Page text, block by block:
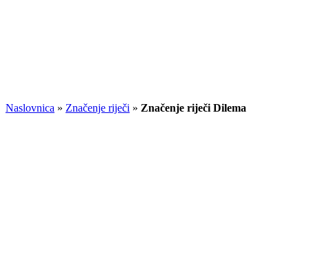
Naslovnica » Značenje riječi » Značenje riječi Dilema